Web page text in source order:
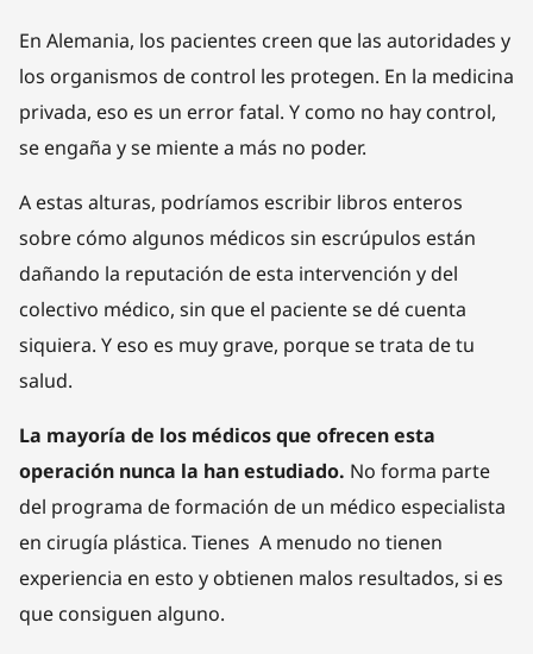
En Alemania, los pacientes creen que las autoridades y
los organismos de control les protegen. En la medicina
privada, eso es un error fatal. Y como no hay control,
se engaña y se miente a más no poder.
A estas alturas, podríamos escribir libros enteros
sobre cómo algunos médicos sin escrúpulos están
dañando la reputación de esta intervención y del
colectivo médico, sin que el paciente se dé cuenta
siquiera. Y eso es muy grave, porque se trata de tu
salud.
La mayoría de los médicos que ofrecen esta
operación nunca la han estudiado. No forma parte
del programa de formación de un médico especialista
en cirugía plástica. Tienes A menudo no tienen
experiencia en esto y obtienen malos resultados, si es
que consiguen alguno.